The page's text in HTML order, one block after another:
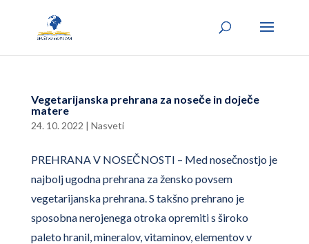
Vegetarijanska prehrana za noseče in doječe
matere
24. 10. 2022 | Nasveti
PREHRANA V NOSEČNOSTI – Med nosečnostjo je
najbolj ugodna prehrana za žensko povsem
vegetarijanska prehrana. S takšno prehrano je
sposobna nerojenega otroka opremiti s široko
paleto hranil, mineralov, vitaminov, elementov v